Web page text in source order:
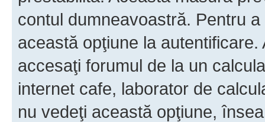
contul dumneavoastră. Pentru
această opţiune la
accesaţi forumul de la un
internet cafe, laborator de
nu vedeţi această opţiune,